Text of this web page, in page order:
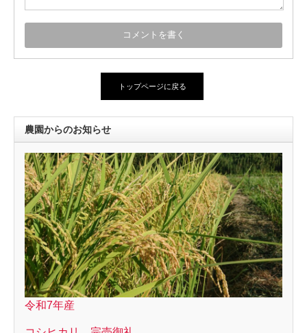
トップページに戻る
農園からのお知らせ
令和7年産